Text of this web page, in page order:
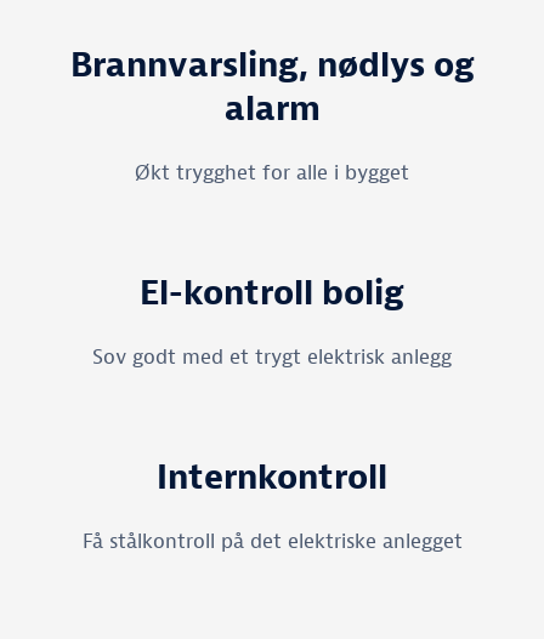
Brannvarsling, nødlys og
alarm
Økt trygghet for alle i bygget
El-kontroll bolig
Sov godt med et trygt elektrisk anlegg
Internkontroll
Få stålkontroll på det elektriske anlegget